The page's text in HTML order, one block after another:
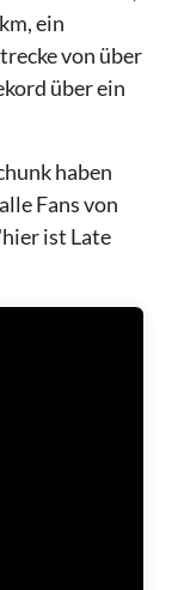
ein
von über
über ein
haben
Fans von
ist Late